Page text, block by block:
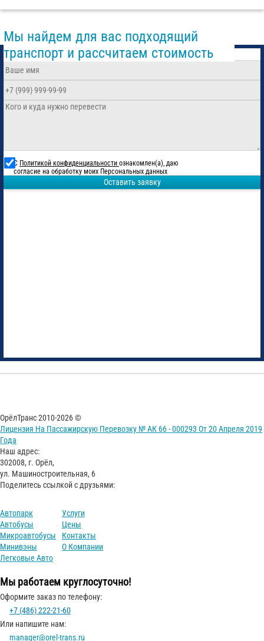
Мы найдем для вас подходящий
транспорт и рассчитаем стоимость
С Политикой конфиденциальности ознакомлен(а), даю
согласие на обработку моих Персональных данных
Оставить заявку
ОрёлТранс 2010-2026 ©
Лицензия На Пассажирскую Перевозку № АК 66 - 000293 От 20 Апреля 2019
Года
Наш адрес:
302008, г. Орёл,
ул. Машиностроительная, 6
Поделитесь ссылкой с друзьями:
Автопарк
Автобусы
Микроавтобусы
Минивэны
Легковые Авто
Услуги
Цены
Контакты
О Компании
Мы работаем круглосуточно!
Оформите заказ по телефону:
+7 (486) 222-21-60
Или напишите нам:
manager@orel-trans.ru